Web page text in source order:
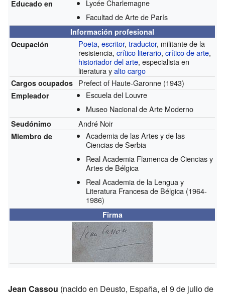
Educado en
Lycée Charlemagne
Facultad de Arte de París
Información profesional
Ocupación
Poeta,escritor,traductor, militante de la
resistencia,crítico literario,crítico de arte,
historiador del arte, especialista en
literatura yalto cargo
Cargos ocupados Prefect of Haute-Garonne (1943)
Empleador
Escuela del Louvre
Museo Nacional de Arte Moderno
Seudónimo André Noir
Miembro de
Academia de las Artes y de las
Ciencias de Serbia
Real Academia Flamenca de Ciencias y
Artes de Bélgica
Real Academia de la Lengua y
Literatura Francesa de Bélgica (1964-
1986)
Firma
Jean Cassou (nacido en Deusto, España, el 9 de julio de